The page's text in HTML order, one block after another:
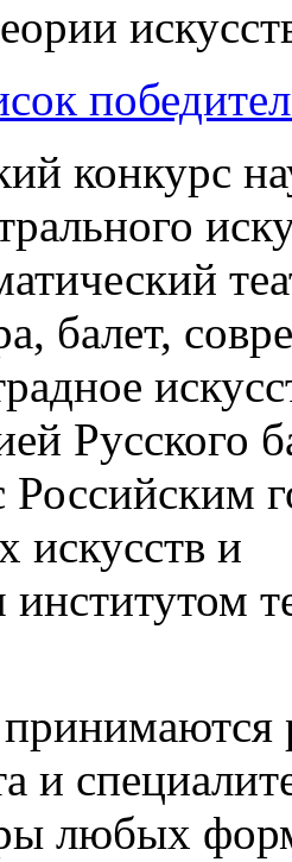
конкурс
балет,
Русского
Российским
искусств и
и
любых